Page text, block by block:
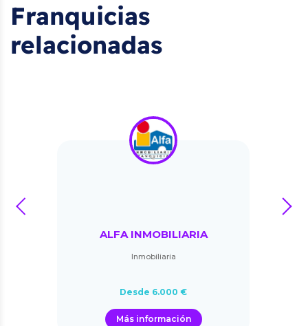
Franquicias
relacionadas
ALFA INMOBILIARIA
Inmobiliaria
Desde 6.000 €
Más información
prev next